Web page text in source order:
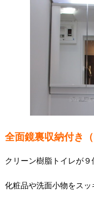
全面鏡裏収納付き
クリーン樹脂トイレが９
化粧品や洗面小物をスッ